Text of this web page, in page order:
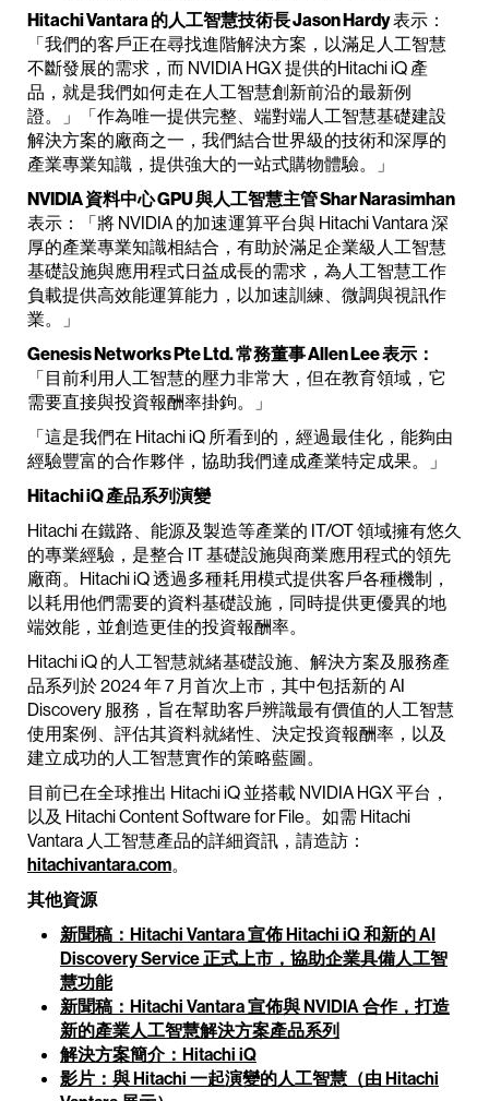
Hitachi Vantara 的人工智慧技術長 Jason Hardy表示：
「我們的客戶正在尋找進階解決方案，以滿足人工智慧
不斷發展的需求，而 NVIDIA HGX 提供的Hitachi iQ 產
品，就是我們如何走在人工智慧創新前沿的最新例
證。」「作為唯一提供完整、端對端人工智慧基礎建設
解決方案的廠商之一，我們結合世界級的技術和深厚的
產業專業知識，提供強大的一站式購物體驗。」
NVIDIA 資料中心 GPU 與人工智慧主管 Shar Narasimhan
表示：「將 NVIDIA 的加速運算平台與 Hitachi Vantara 深
厚的產業專業知識相結合，有助於滿足企業級人工智慧
基礎設施與應用程式日益成長的需求，為人工智慧工作
負載提供高效能運算能力，以加速訓練、微調與視訊作
業。」
Genesis Networks Pte Ltd. 常務董事 Allen Lee 表示：
「目前利用人工智慧的壓力非常大，但在教育領域，它
需要直接與投資報酬率掛鉤。」
「這是我們在 Hitachi iQ 所看到的，經過最佳化，能夠由
經驗豐富的合作夥伴，協助我們達成產業特定成果。」
Hitachi iQ 產品系列演變
Hitachi 在鐵路、能源及製造等產業的 IT/OT 領域擁有悠久
的專業經驗，是整合 IT 基礎設施與商業應用程式的領先
廠商。Hitachi iQ 透過多種耗用模式提供客戶各種機制，
以耗用他們需要的資料基礎設施，同時提供更優異的地
端效能，並創造更佳的投資報酬率。
Hitachi iQ 的人工智慧就緒基礎設施、解決方案及服務產
品系列於 2024 年 7 月首次上市，其中包括新的 AI
Discovery 服務，旨在幫助客戶辨識最有價值的人工智慧
使用案例、評估其資料就緒性、決定投資報酬率，以及
建立成功的人工智慧實作的策略藍圖。
目前已在全球推出 Hitachi iQ 並搭載 NVIDIA HGX 平台，
以及 Hitachi Content Software for File。如需 Hitachi
Vantara 人工智慧產品的詳細資訊，請造訪：
hitachivantara.com。
其他資源
新聞稿：Hitachi Vantara 宣佈 Hitachi iQ 和新的 AI
Discovery Service 正式上市，協助企業具備人工智
慧功能
新聞稿：Hitachi Vantara 宣佈與 NVIDIA 合作，打造
新的產業人工智慧解決方案產品系列
解決方案簡介：Hitachi iQ
影片：與 Hitachi 一起演變的人工智慧（由 Hitachi